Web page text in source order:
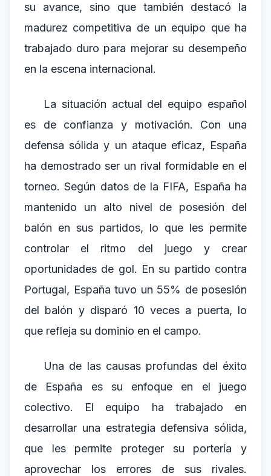
su avance, sino que también destacó la
madurez competitiva de un equipo que ha
trabajado duro para mejorar su desempeño
en la escena internacional.
La situación actual del equipo español
es de confianza y motivación. Con una
defensa sólida y un ataque eficaz, España
ha demostrado ser un rival formidable en el
torneo. Según datos de la FIFA, España ha
mantenido un alto nivel de posesión del
balón en sus partidos, lo que les permite
controlar el ritmo del juego y crear
oportunidades de gol. En su partido contra
Portugal, España tuvo un 55% de posesión
del balón y disparó 10 veces a puerta, lo
que refleja su dominio en el campo.
Una de las causas profundas del éxito
de España es su enfoque en el juego
colectivo. El equipo ha trabajado en
desarrollar una estrategia defensiva sólida,
que les permite proteger su portería y
aprovechar los errores de sus rivales.